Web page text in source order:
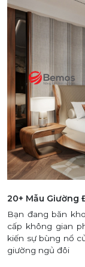
20+ Mẫu Giường
​Bạn đang băn
cấp không gian
kiến sự bùng nổ
giường ngủ đôi